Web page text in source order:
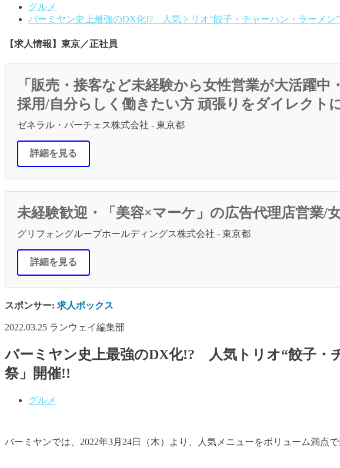
グルメ
バーミヤン史上最強のDX化!? 人気トリオ“餃子・チャーハン・ラーメ
【求人情報】東京／正社員
「販売・接客など未経験から女性営業が大活躍
採用/自分らしく働きたい方 頑張りをダイレクト
ゼネラル・パーチェス株式会社 - 東京都
詳細を見る
未経験歓迎・「美容×マーケ」の広告代理店営業/
グリフォングループホールディングス株式会社 - 東京都
詳細を見る
スポンサー: 求人ボックス
2022.03.25 ランウェイ編集部
バーミヤン史上最強のDX化!? 人気トリオ“餃子・
祭」開催!!
グルメ
バーミヤンでは、2022年3月24日（木）より、人気メニューをボリューム満点